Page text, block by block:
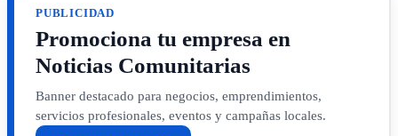
PUBLICIDAD
Promociona tu empresa en
Noticias Comunitarias
Banner destacado para negocios, emprendimientos,
servicios profesionales, eventos y campañas locales.